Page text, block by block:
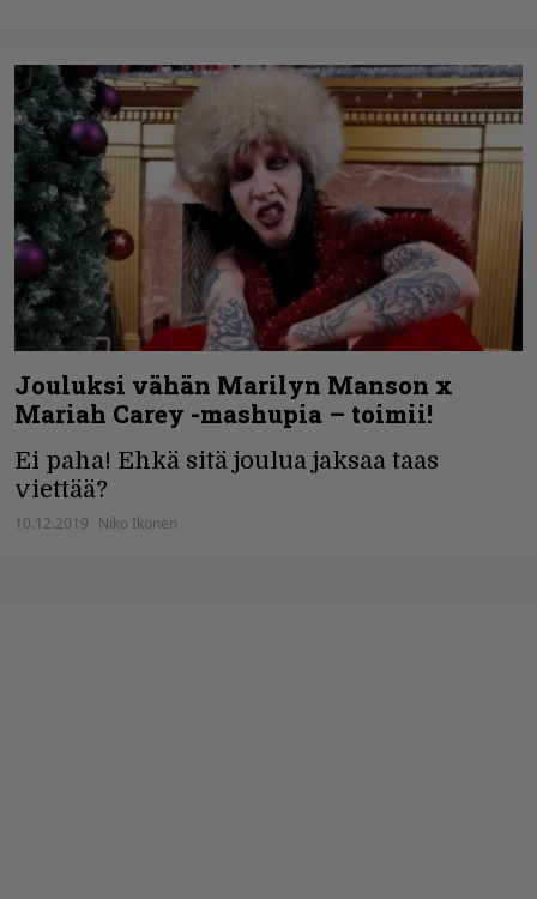
Jouluksi vähän Marilyn Manson x
Mariah Carey -mashupia – toimii!
Ei paha! Ehkä sitä joulua jaksaa taas
viettää?
10.12.2019 Niko Ikonen